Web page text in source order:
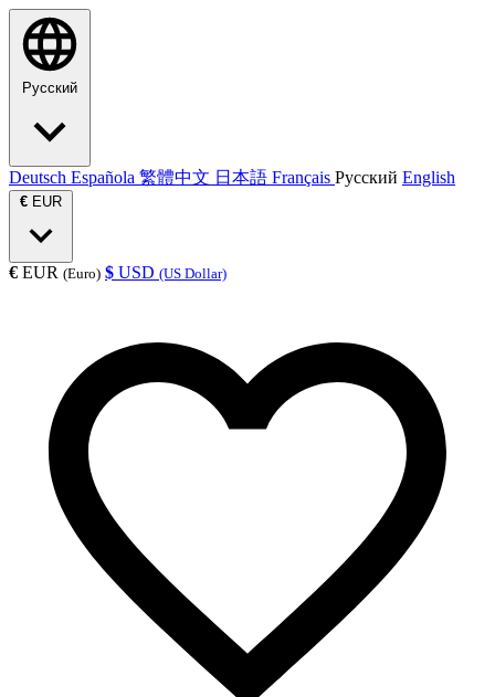
Русский
Deutsch Española 繁體中文 日本語 Français Русский English
€ EUR
€ EUR (Euro) $ USD (US Dollar)